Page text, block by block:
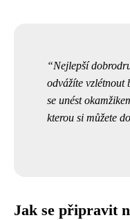
Nejlepší
odvážíte vzlétnout
se unést
kterou si můžete
Jak se připravit